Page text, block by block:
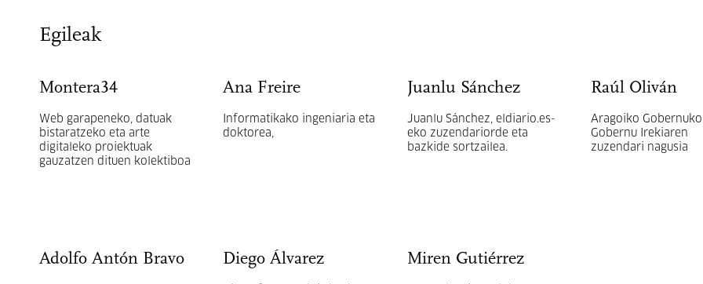
Egileak
Montera34
Web garapeneko, datuak
bistaratzeko eta arte
digitaleko proiektuak
gauzatzen dituen kolektiboa
Ana Freire
Informatikako ingeniaria eta
doktorea,
Juanlu Sánchez
Juanlu Sánchez, eldiario.es-
eko zuzendariorde eta
bazkide sortzailea.
Raúl Oliván
Aragoiko Gobernuko
Gobernu Irekiaren
zuzendari nagusia
Adolfo Antón Bravo Diego Álvarez Miren Gutiérrez